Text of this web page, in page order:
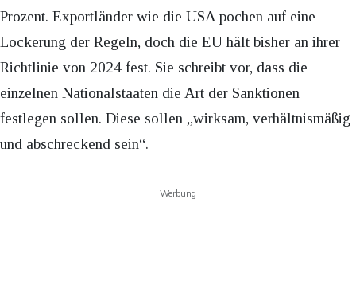
Prozent. Exportländer wie die USA pochen auf eine
Lockerung der Regeln, doch die EU hält bisher an ihrer
Richtlinie von 2024 fest. Sie schreibt vor, dass die
einzelnen Nationalstaaten die Art der Sanktionen
festlegen sollen. Diese sollen „wirksam, verhältnismäßig
und abschreckend sein“.
Werbung